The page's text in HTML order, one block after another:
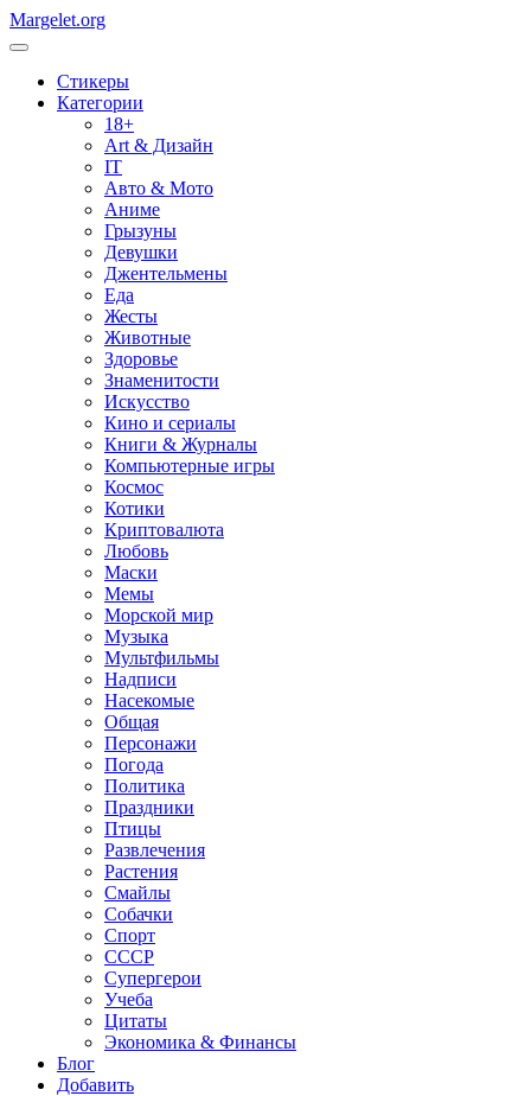
Margelet.org
Стикеры
Категории
18+
Art & Дизайн
IT
Авто & Мото
Аниме
Грызуны
Девушки
Джентельмены
Еда
Жесты
Животные
Здоровье
Знаменитости
Искусство
Кино и сериалы
Книги & Журналы
Компьютерные игры
Космос
Котики
Криптовалюта
Любовь
Маски
Мемы
Морской мир
Музыка
Мультфильмы
Надписи
Насекомые
Общая
Персонажи
Погода
Политика
Праздники
Птицы
Развлечения
Растения
Смайлы
Собачки
Спорт
СССР
Супергерои
Учеба
Цитаты
Экономика & Финансы
Блог
Добавить